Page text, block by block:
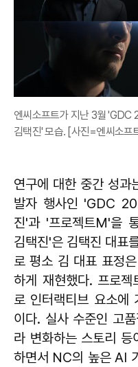
엔씨소프트가 지난 3월 'GDC
김택진' 모습. [사진=엔씨소프
연구에 대한 중간 성
발자 행사인 'GDC
진'과 '프로젝트M'을
김택진'은 김택진 대표
로 평소 김 대표 표정
하게 재현했다. 프로
로 인터랙티브 요소에
이다. 실사 수준인 고
라 변화하는 스토리 등
하면서 NC의 높은 AI